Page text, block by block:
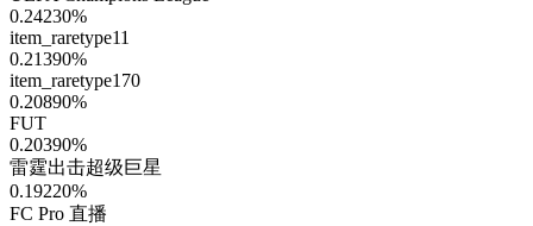
0.24230%
item_raretype11
0.21390%
item_raretype170
0.20890%
FUT
0.20390%
雷霆出击超级巨星
0.19220%
FC Pro 直播